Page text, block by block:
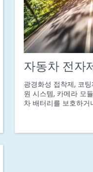
자동차 전자
광경화성 접착제, 코
원 시스템, 카메라 모
차 배터리를 보호하